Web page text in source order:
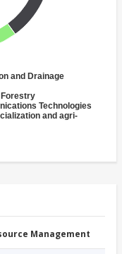
and Drainage
Forestry
Technologies
and agri-
Management